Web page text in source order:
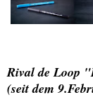
Rival de Loop
(seit dem